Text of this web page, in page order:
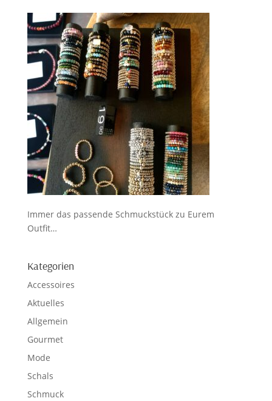
Immer das passende Schmuckstück zu Eurem
Outfit…
Kategorien
Accessoires
Aktuelles
Allgemein
Gourmet
Mode
Schals
Schmuck